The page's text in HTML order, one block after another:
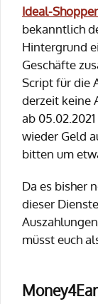
Ideal-
bekanntlich
Hintergrund
Geschäfte
Script für die
derzeit keine
ab
wieder Geld
bitten um
Da es bisher
dieser
müsst euch